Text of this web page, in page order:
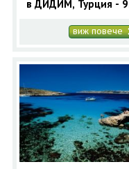
в ДИДИМ, Турция - 9
Почивки в Дидим
виж повече